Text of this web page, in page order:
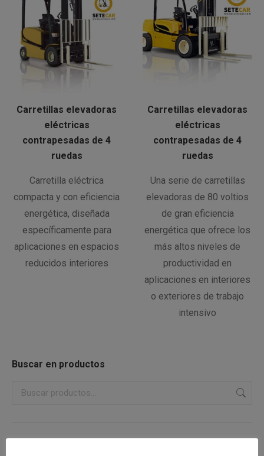
Carretillas elevadoras
eléctricas
contrapesadas de 4
ruedas
Carretilla eléctrica
compacta y con eficiencia
energética, diseñada
específicamente para
aplicaciones en espacios
reducidos interiores
Carretillas elevadoras
eléctricas
contrapesadas de 4
ruedas
Una serie de carretillas
elevadoras de 80 voltios
de gran eficiencia
energética que ofrece los
más altos niveles de
productividad en
aplicaciones en interiores
o exteriores de trabajo
intensivo
Buscar en productos